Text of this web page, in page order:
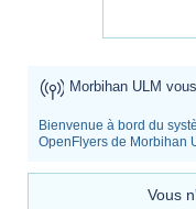
Morbihan ULM
Bienvenue à bord du
OpenFlyers de Morbihan
Vous